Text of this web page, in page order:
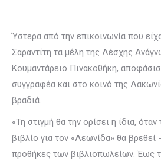
Ύστερα από την επικοινωνία που
Σαραντίτη τα μέλη της Λέσχης
Κουμαντάρειο Πινακοθήκη,
συγγραφέα και στο κοινό της
βραδιά.
«Τη στιγμή θα την ορίσει η ίδια, όταν
βιβλίο για τον «Λεωνίδα» θα βρεθεί
προθήκες των βιβλιοπωλείων. Έως